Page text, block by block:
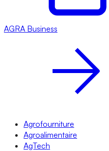
AGRA Business
Agrofourniture
Agroalimentaire
AgTech